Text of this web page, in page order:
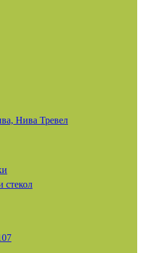
Нива Тревел
стекол